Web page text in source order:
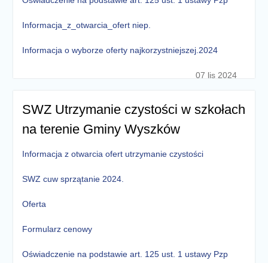
Informacja_z_otwarcia_ofert niep.
Informacja o wyborze oferty najkorzystniejszej.2024
07 lis 2024
SWZ Utrzymanie czystości w szkołach
na terenie Gminy Wyszków
Informacja z otwarcia ofert utrzymanie czystości
SWZ cuw sprzątanie 2024.
Oferta
Formularz cenowy
Oświadczenie na podstawie art. 125 ust. 1 ustawy Pzp